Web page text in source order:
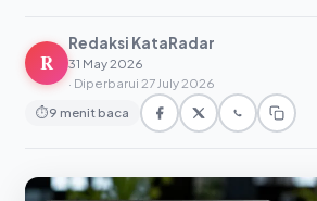
R
Redaksi KataRadar
31 May 2026
· Diperbarui 27 July 2026
⏱9 menit baca